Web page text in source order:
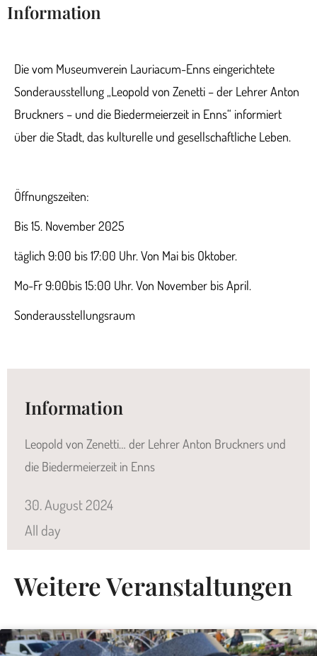
Information
Die vom Museumverein Lauriacum-Enns eingerichtete
Sonderausstellung „Leopold von Zenetti – der Lehrer Anton
Bruckners – und die Biedermeierzeit in Enns“ informiert
über die Stadt, das kulturelle und gesellschaftliche Leben.
Öffnungszeiten:
Bis 15. November 2025
täglich 9:00 bis 17:00 Uhr. Von Mai bis Oktober.
Mo-Fr 9:00bis 15:00 Uhr. Von November bis April.
Sonderausstellungsraum
Information
Leopold von Zenetti… der Lehrer Anton Bruckners und
die Biedermeierzeit in Enns
30.August2024
All day
Weitere Veranstaltungen